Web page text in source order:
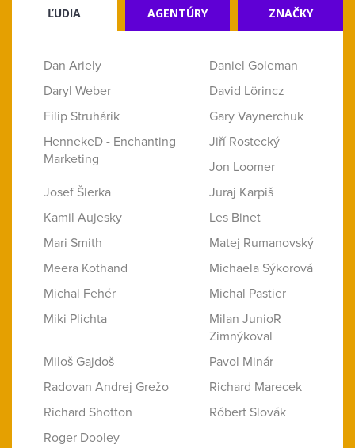
ĽUDIA AGENTÚRY ZNAČKY
Dan Ariely
Daniel Goleman
Daryl Weber
David Lörincz
Filip Struhárik
Gary Vaynerchuk
HennekeD - Enchanting
Marketing
Jiří Rostecký
Jon Loomer
Josef Šlerka
Juraj Karpiš
Kamil Aujesky
Les Binet
Mari Smith
Matej Rumanovský
Meera Kothand
Michaela Sýkorová
Michal Fehér
Michal Pastier
Miki Plichta
Milan JunioR
Zimnýkoval
Miloš Gajdoš
Pavol Minár
Radovan Andrej Grežo
Richard Marecek
Richard Shotton
Róbert Slovák
Roger Dooley